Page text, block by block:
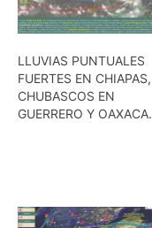
LLUVIAS PUNTUALES
FUERTES EN CHIAPAS,
CHUBASCOS EN
GUERRERO Y OAXACA.